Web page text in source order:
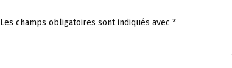
Les champs obligatoires sont indiqués avec *